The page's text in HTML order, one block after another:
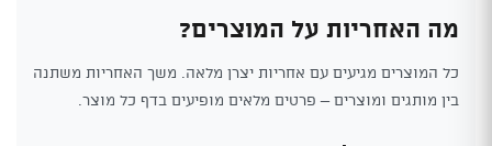
מה האחריות על המוצרים?
כל המוצרים מגיעים עם אחריות יצרן מלאה. משך האחריות משתנה
בין מותגים ומוצרים – פרטים מלאים מופיעים בדף כל מוצר.